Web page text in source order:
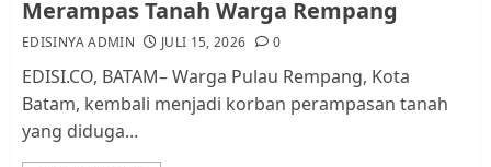
2
Datangi Pemko Batam, Warga
Rempang Protes Lahan Mereka
Merampas Tanah Warga Rempang
EDISINYA ADMIN JULI 15, 2026 0
EDISI.CO, BATAM– Warga Pulau Rempang, Kota
Batam, kembali menjadi korban perampasan tanah
yang diduga...